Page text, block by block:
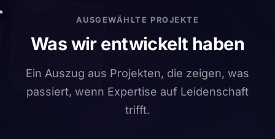
AUSGEWÄHLTE PROJEKTE
Was wir entwickelt haben
Ein Auszug aus Projekten, die zeigen, was
passiert, wenn Expertise auf Leidenschaft
trifft.